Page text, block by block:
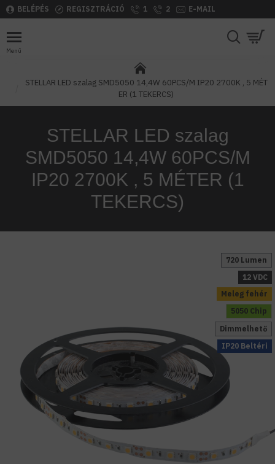
BELÉPÉS REGISZTRÁCIÓ 1 2 E-MAIL
STELLAR LED szalag SMD5050 14,4W 60PCS/M IP20 2700K , 5 MÉT
ER (1 TEKERCS)
STELLAR LED szalag
SMD5050 14,4W 60PCS/M
IP20 2700K , 5 MÉTER (1
TEKERCS)
Meleg fehér
5050 Chip
IP20 Beltéri
720 Lumen
12 VDC
Dimmelhető